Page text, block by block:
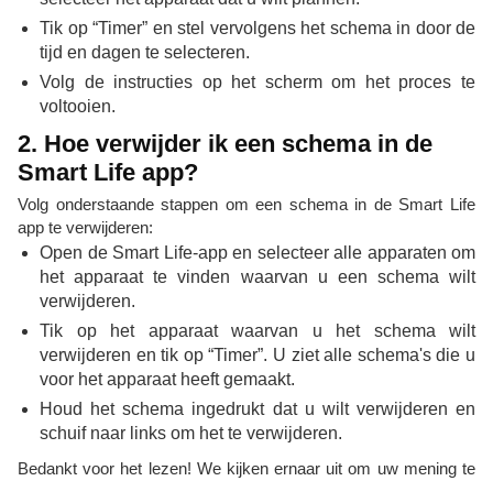
Tik op “Timer” en stel vervolgens het schema in door de
tijd en dagen te selecteren.
Volg de instructies op het scherm om het proces te
voltooien.
2. Hoe verwijder ik een schema in de
Smart Life app?
Volg onderstaande stappen om een ​​schema in de Smart Life
app te verwijderen:
Open de Smart Life-app en selecteer alle apparaten om
het apparaat te vinden waarvan u een schema wilt
verwijderen.
Tik op het apparaat waarvan u het schema wilt
verwijderen en tik op “Timer”. U ziet alle schema's die u
voor het apparaat heeft gemaakt.
Houd het schema ingedrukt dat u wilt verwijderen en
schuif naar links om het te verwijderen.
Bedankt voor het lezen! We kijken ernaar uit om uw mening te